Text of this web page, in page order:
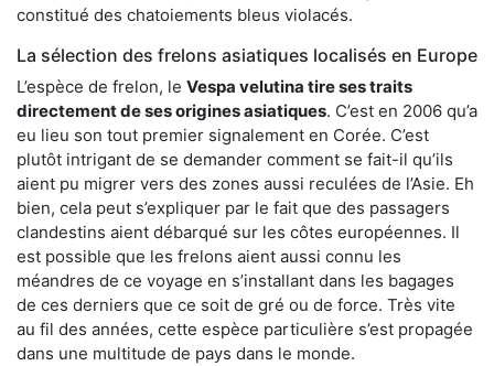
constitué des chatoiements bleus violacés.
La sélection des frelons asiatiques localisés en Europe
L’espèce de frelon, le Vespa velutina tire ses traits
directement de ses origines asiatiques. C’est en 2006 qu’a
eu lieu son tout premier signalement en Corée. C’est
plutôt intrigant de se demander comment se fait-il qu’ils
aient pu migrer vers des zones aussi reculées de l’Asie. Eh
bien, cela peut s’expliquer par le fait que des passagers
clandestins aient débarqué sur les côtes européennes. Il
est possible que les frelons aient aussi connu les
méandres de ce voyage en s’installant dans les bagages
de ces derniers que ce soit de gré ou de force. Très vite
au fil des années, cette espèce particulière s’est propagée
dans une multitude de pays dans le monde.